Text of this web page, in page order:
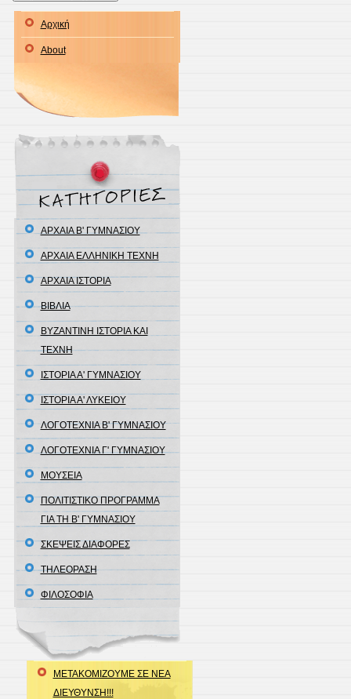
Αρχική
About
ΑΡΧΑΙΑ Β' ΓΥΜΝΑΣΙΟΥ
ΑΡΧΑΙΑ ΕΛΛΗΝΙΚΗ ΤΕΧΝΗ
ΑΡΧΑΙΑ ΙΣΤΟΡΙΑ
ΒΙΒΛΙΑ
ΒΥΖΑΝΤΙΝΗ ΙΣΤΟΡΙΑ ΚΑΙ
ΤΕΧΝΗ
ΙΣΤΟΡΙΑ Α' ΓΥΜΝΑΣΙΟΥ
ΙΣΤΟΡΙΑ Α' ΛΥΚΕΙΟΥ
ΛΟΓΟΤΕΧΝΙΑ Β' ΓΥΜΝΑΣΙΟΥ
ΛΟΓΟΤΕΧΝΙΑ Γ' ΓΥΜΝΑΣΙΟΥ
ΜΟΥΣΕΙΑ
ΠΟΛΙΤΙΣΤΙΚΟ ΠΡΟΓΡΑΜΜΑ
ΓΙΑ ΤΗ Β' ΓΥΜΝΑΣΙΟΥ
ΣΚΕΨΕΙΣ ΔΙΑΦΟΡΕΣ
ΤΗΛΕΟΡΑΣΗ
ΦΙΛΟΣΟΦΙΑ
ΜΕΤΑΚΟΜΙΖΟΥΜΕ ΣΕ ΝΕΑ
ΔΙΕΥΘΥΝΣΗ!!!